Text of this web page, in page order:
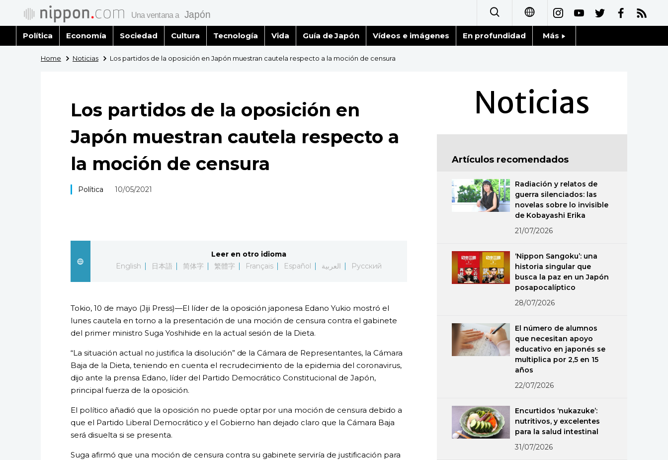
日本語
简体字
繁體字
العربية
Русский
Política Economía Sociedad Cultura Tecnología Vida Guía de Japón Vídeos e imágenes En profundidad Más
Fragmentos de Japón
Gente
Blog
Tokio
Avisos
Home Noticias Los partidos de la oposición en Japón muestran cautela respecto a la moción de censura
Los partidos de la oposición en
Japón muestran cautela respecto a
la moción de censura
Política 10/05/2021
Leer en otro idioma
English
日本語 简体字 繁體字 Français Español العربية Русский
Tokio, 10 de mayo (Jiji Press)—El líder de la oposición japonesa Edano Yukio mostró el
lunes cautela en torno a la presentación de una moción de censura contra el gabinete
del primer ministro Suga Yoshihide en la actual sesión de la Dieta.
“La situación actual no justifica la disolución” de la Cámara de Representantes, la Cámara
Baja de la Dieta, teniendo en cuenta el recrudecimiento de la epidemia del coronavirus,
dijo ante la prensa Edano, líder del Partido Democrático Constitucional de Japón,
principal fuerza de la oposición.
El político añadió que la oposición no puede optar por una moción de censura debido a
que el Partido Liberal Democrático y el Gobierno han dejado claro que la Cámara Baja
será disuelta si se presenta.
Suga afirmó que una moción de censura contra su gabinete serviría de justificación para
Noticias
Artículos recomendados
Radiación y relatos de
guerra silenciados: las
novelas sobre lo invisible
de Kobayashi Erika
21/07/2026
‘Nippon Sangoku’: una
historia singular que
busca la paz en un Japón
posapocalíptico
28/07/2026
El número de alumnos
que necesitan apoyo
educativo en japonés se
multiplica por 2,5 en 15
años
22/07/2026
Encurtidos ‘nukazuke’:
nutritivos, y excelentes
para la salud intestinal
31/07/2026